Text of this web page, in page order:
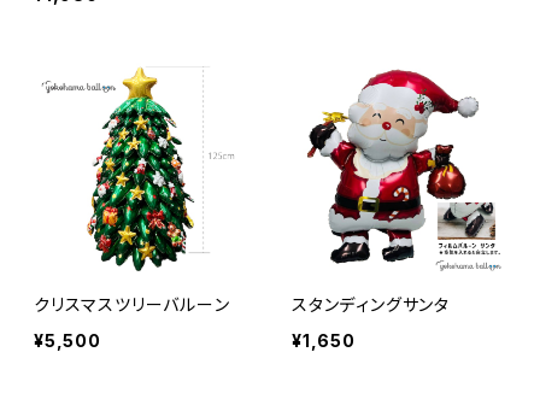
クリスマスツリーバルーン
¥5,500
スタンディングサンタ
¥1,650